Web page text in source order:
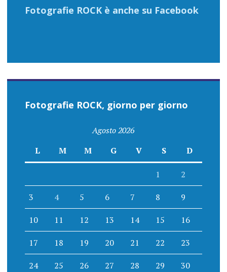
Fotografie ROCK è anche su Facebook
Fotografie ROCK, giorno per giorno
Agosto 2026
L
M M G V S D
1 2
3 4 5 6 7 8 9
10 11 12 13 14 15 16
17 18 19 20 21 22 23
24 25 26 27 28 29 30